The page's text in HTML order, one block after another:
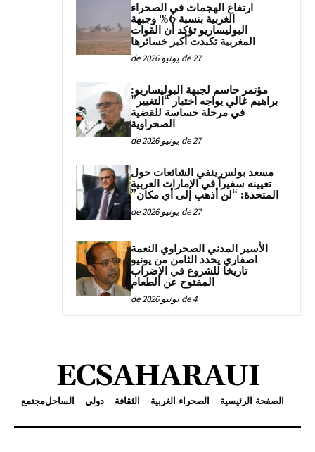
ارتفاع الهجمات في الصحراء
الغربية بنسبة 6% وجبهة
البوليساريو تؤكد أن القوات
المغربية تكبدت أكبر خسائرها
27 de يونيو de 2026
مؤتمر حاسم لجبهة البوليساريو:
براهيم غالي يواجه اختبار “التغيير”
في مرحلة حساسة للقضية
الصحراوية
27 de يونيو de 2026
مسعد بولس ينفي الشائعات حول
تعيينه سفيراً في الإمارات العربية
المتحدة: “لن أذهب إلى أي مكان”
27 de يونيو de 2026
الأسير المدني الصحراوي النعمة
اصفاري يحدد الثامن من يونيو
تاريخا للشروع في الإضراب
المفتوح عن الطعام
4 de يونيو de 2026
ECSAHARAUI
الصفحة الرئيسية الصحراء الغربية الثقافة دولي الساحلمجتمع